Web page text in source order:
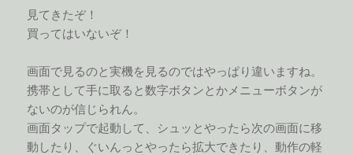
見てきたぞ！
買ってはいないぞ！
画面で見るのと実機を見るのではやっぱり違いますね。
携帯として手に取ると数字ボタンとかメニューボタンが
ないのが信じられん。
画面タップで起動して、シュッとやったら次の画面に移
動したり、ぐいんっとやったら拡大できたり、動作の軽